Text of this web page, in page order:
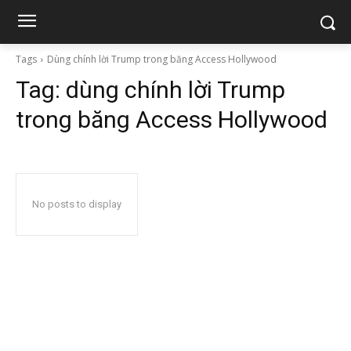
Tags Dùng chính lời Trump trong băng Access Hollywood
Tag: dùng chính lời Trump
trong băng Access Hollywood
No posts to display